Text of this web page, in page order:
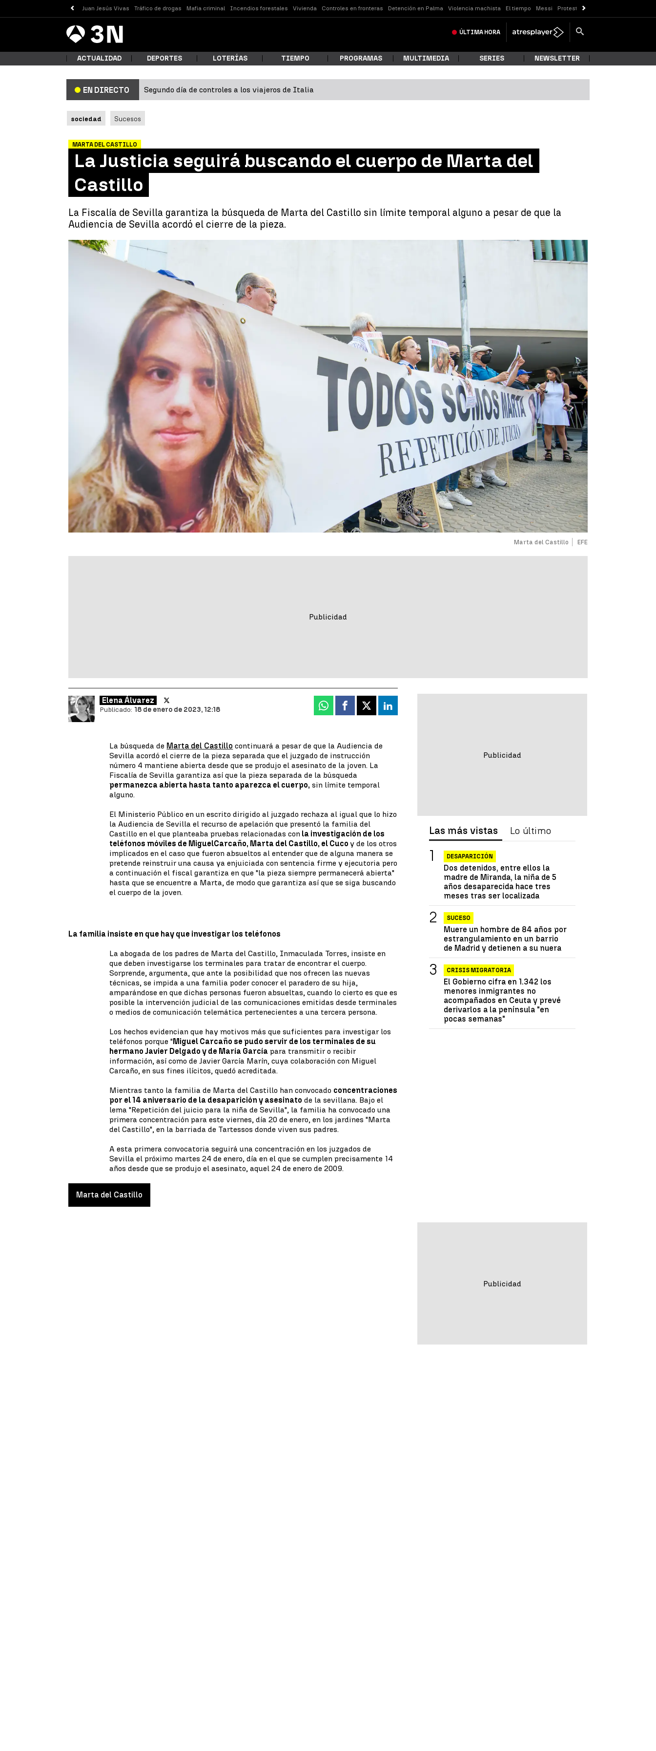
Juan Jesús Vivas Tráfico de drogas Mafia criminal Incendios forestales Vivienda Controles en fronteras Detención en Palma Violencia machista El tiempo Messi Protestas Sóller
Antena
3 Noticias ÚLTIMA HORA
ACTUALIDAD DEPORTES LOTERÍAS TIEMPO PROGRAMAS MULTIMEDIA SERIES NEWSLETTER
EN DIRECTO Segundo día de controles a los viajeros de Italia
sociedad Sucesos
MARTA DEL CASTILLO
La Justicia seguirá buscando el cuerpo de Marta del
Castillo
La Fiscalía de Sevilla garantiza la búsqueda de Marta del Castillo sin límite temporal alguno a pesar de que la
Audiencia de Sevilla acordó el cierre de la pieza.
Marta del Castillo EFE
Elena Álvarez
Publicado: 18 de enero de 2023, 12:18 Whatsapp
Facebook
X Linkedin
La búsqueda de Marta del Castillo continuará a pesar de que la Audiencia de
Sevilla acordó el cierre de la pieza separada que el juzgado de instrucción
número 4 mantiene abierta desde que se produjo el asesinato de la joven. La
Fiscalía de Sevilla garantiza así que la pieza separada de la búsqueda
permanezca abierta hasta tanto aparezca el cuerpo, sin límite temporal
alguno.
El Ministerio Público en un escrito dirigido al juzgado rechaza al igual que lo hizo
la Audiencia de Sevilla el recurso de apelación que presentó la familia del
Castillo en el que planteaba pruebas relacionadas con la investigación de los
teléfonos móviles de MiguelCarcaño, Marta del Castillo, el Cucoy de los otros
implicados en el caso que fueron absueltos al entender que de alguna manera se
pretende reinstruir una causa ya enjuiciada con sentencia firme y ejecutoria pero
a continuación el fiscal garantiza en que "la pieza siempre permanecerá abierta"
hasta que se encuentre a Marta, de modo que garantiza así que se siga buscando
el cuerpo de la joven.
La familia insiste en que hay que investigar los teléfonos
La abogada de los padres de Marta del Castillo, Inmaculada Torres, insiste en
que deben investigarse los terminales para tratar de encontrar el cuerpo.
Sorprende, argumenta, que ante la posibilidad que nos ofrecen las nuevas
técnicas, se impida a una familia poder conocer el paradero de su hija,
amparándose en que dichas personas fueron absueltas, cuando lo cierto es que es
posible la intervención judicial de las comunicaciones emitidas desde terminales
o medios de comunicación telemática pertenecientes a una tercera persona.
Los hechos evidencian que hay motivos más que suficientes para investigar los
teléfonos porque "Miguel Carcaño se pudo servir de los terminales de su
hermano Javier Delgado y de María García para transmitir o recibir
información, así como de Javier García Marín, cuya colaboración con Miguel
Carcaño, en sus fines ilícitos, quedó acreditada.
Mientras tanto la familia de Marta del Castillo han convocado concentraciones
por el 14 aniversario de la desaparición y asesinato de la sevillana. Bajo el
lema "Repetición del juicio para la niña de Sevilla", la familia ha convocado una
primera concentración para este viernes, día 20 de enero, en los jardines "Marta
del Castillo", en la barriada de Tartessos donde viven sus padres.
A esta primera convocatoria seguirá una concentración en los juzgados de
Sevilla el próximo martes 24 de enero, día en el que se cumplen precisamente 14
años desde que se produjo el asesinato, aquel 24 de enero de 2009.
Marta del Castillo
Las más vistas Lo último
DESAPARICIÓN
Dos detenidos, entre ellos la
madre de Miranda, la niña de 5
años desaparecida hace tres
meses tras ser localizada
SUCESO
Muere un hombre de 84 años por
estrangulamiento en un barrio
de Madrid y detienen a su nuera
CRISIS MIGRATORIA
El Gobierno cifra en 1.342 los
menores inmigrantes no
acompañados en Ceuta y prevé
derivarlos a la península "en
pocas semanas"